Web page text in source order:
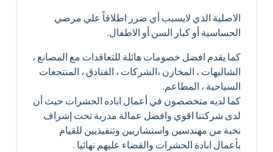
الاصلية الذي لايسبب أي ضرر اطلاقاً علي مرضي
الحساسية أو كبار السن أو الاطفال.
كما يقدم افضل خصومات هائلة للتعاقدات مع المصانع ،
الشاليهات ، المخازن ،الشركات ، الفنادق ، المنتجعات
السياحية ، المطاعم.
كما لديه متخصصون في أعمال اباده الحشرات حيث أن
لدى شركتنا اقوي وافضل عمالة مدربة تحت إشراف
نخبة من مهندسين واستشاريين وتنفيذيين للقيام
بأعمال ابادة الحشرات والقضاء عليهم نهائيا .